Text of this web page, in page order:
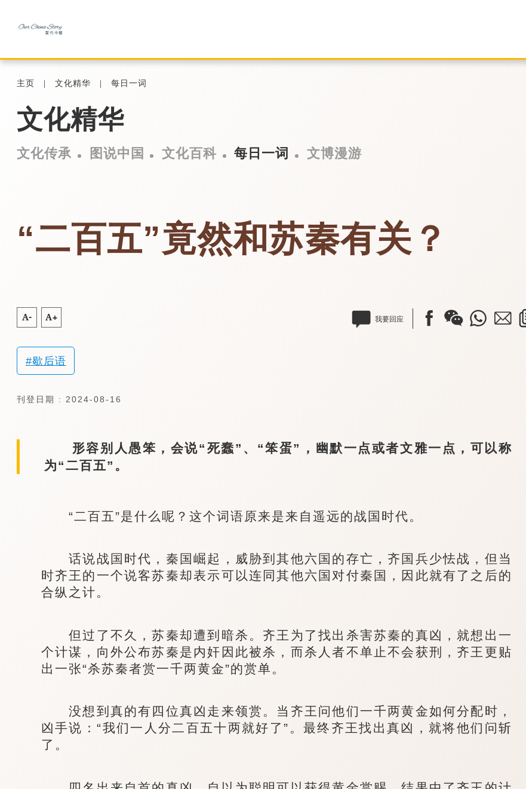
主页 文化精华 每日一词
文化精华
文化传承 图说中国 文化百科 每日一词 文博漫游
“二百五”竟然和苏秦有关？
A- A+ 我要回应
歇后语
刊登日期 : 2024-08-16
形容别人愚笨，会说“死蠢”、“笨蛋”，幽默一点或者文雅一点，可以称
为“二百五”。
“二百五”是什么呢？这个词语原来是来自遥远的战国时代。
话说战国时代，秦国崛起，威胁到其他六国的存亡，齐国兵少怯战，但当
时齐王的一个说客苏秦却表示可以连同其他六国对付秦国，因此就有了之后的
合纵之计。
但过了不久，苏秦却遭到暗杀。齐王为了找出杀害苏秦的真凶，就想出一
个计谋，向外公布苏秦是内奸因此被杀，而杀人者不单止不会获刑，齐王更贴
出一张“杀苏秦者赏一千两黄金”的赏单。
没想到真的有四位真凶走来领赏。当齐王问他们一千两黄金如何分配时，
凶手说：“我们一人分二百五十两就好了”。最终齐王找出真凶，就将他们问斩
了。